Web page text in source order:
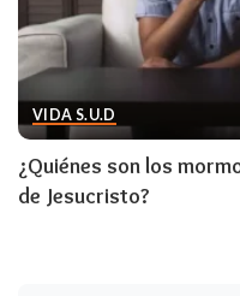
VIDA S.U.D
¿Quiénes son los
de Jesucristo?